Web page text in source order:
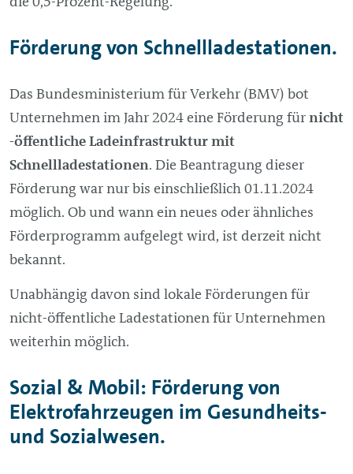
Förderung von Schnellladestationen.
Das Bundesministerium für Verkehr (BMV) bot
Unternehmen im Jahr 2024 eine Förderung fürnicht
-öffentliche Ladeinfrastruktur mit
Schnellladestationen. Die Beantragung dieser
Förderung war nur bis einschließlich 01.11.2024
möglich. Ob und wann ein neues oder ähnliches
Förderprogramm aufgelegt wird, ist derzeit nicht
bekannt.
Unabhängig davon sind lokale Förderungen für
nicht-öffentliche Ladestationen für Unternehmen
weiterhin möglich.
Sozial & Mobil: Förderung von
Elektrofahrzeugen im Gesundheits-
und Sozialwesen.